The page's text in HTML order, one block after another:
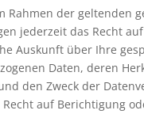
Rahmen der geltenden
jederzeit das Recht auf
Auskunft über Ihre
Daten, deren
den Zweck der
auf Berichtigung